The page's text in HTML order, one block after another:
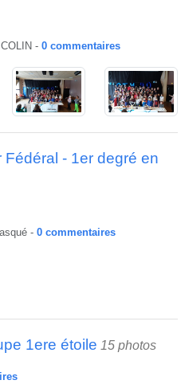
- 0 commentaires
- 1er degré en
- 0 commentaires
1ere étoile 15 photos